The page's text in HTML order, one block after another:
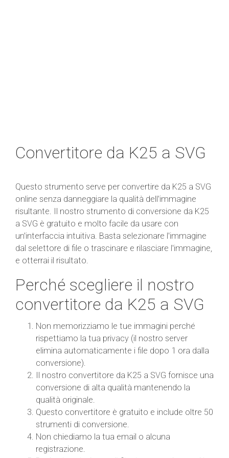
Convertitore da K25 a SVG
Questo strumento serve per convertire da K25 a SVG
online senza danneggiare la qualità dell'immagine
risultante. Il nostro strumento di conversione da K25
a SVG è gratuito e molto facile da usare con
un'interfaccia intuitiva. Basta selezionare l'immagine
dal selettore di file o trascinare e rilasciare l'immagine,
e otterrai il risultato.
Perché scegliere il nostro
convertitore da K25 a SVG
Non memorizziamo le tue immagini perché
rispettiamo la tua privacy (il nostro server
elimina automaticamente i file dopo 1 ora dalla
conversione).
Il nostro convertitore da K25 a SVG fornisce una
conversione di alta qualità mantenendo la
qualità originale.
Questo convertitore è gratuito e include oltre 50
strumenti di conversione.
Non chiediamo la tua email o alcuna
registrazione.